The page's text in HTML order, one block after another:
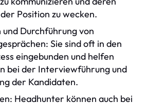
Position zu wecken.
Durchführung von
Sie sind oft in den
eingebunden und helfen
bei der Interviewführung und
der Kandidaten.
Headhunter können auch bei